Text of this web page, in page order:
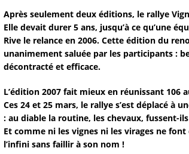
Après seulement deux éditions, le rallye
Elle devait durer 5 ans, jusqu’à ce qu’une
Rive le relance en 2006. Cette édition du
unanimement saluée par les participants :
décontracté et efficace.
L’édition 2007 fait mieux en réunissant
Ces 24 et 25 mars, le rallye s’est déplacé à
: au diable la routine, les chevaux, fussent-
Et comme ni les vignes ni les virages ne
l’infini sans faillir à son nom !